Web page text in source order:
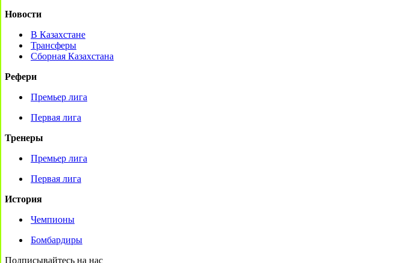
Новости
В Казахстане
Трансферы
Сборная Казахстана
Рефери
Премьер лига
Первая лига
Тренеры
Премьер лига
Первая лига
История
Чемпионы
Бомбардиры
Подписывайтесь на нас